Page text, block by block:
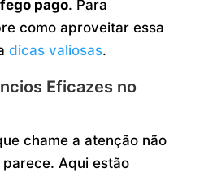
pago. Para
como aproveitar essa
dicas valiosas.
Eficazes no
chame a atenção não
Aqui estão